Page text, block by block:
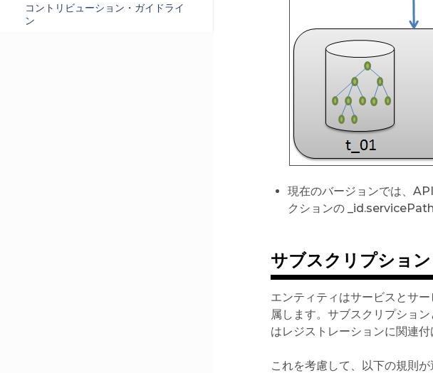
コントリビューション・ガイドライ
ン
現在のバージョンでは、
クションの
サブスクリプショ
エンティティはサービスとサ
属します。サブスクリプショ
はレジストレーションに関連付
これを考慮して、以下の規則